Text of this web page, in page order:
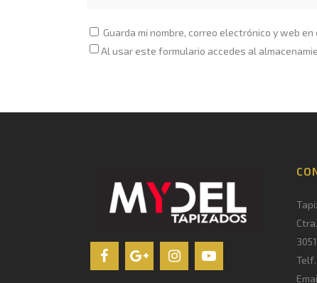
Guarda mi nombre, correo electrónico y web
Al usar este formulario accedes al